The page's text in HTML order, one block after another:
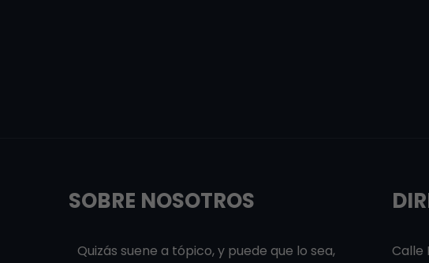
SOBRE NOSOTROS
Quizás suene a tópico, y puede que lo sea,
Calle